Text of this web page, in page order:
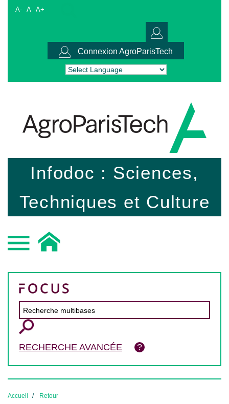
A- A A+
Connexion AgroParisTech
Powered by Translate
Infodoc : Sciences,
Techniques et Culture
RECHERCHE AVANCÉE
Accueil Retour